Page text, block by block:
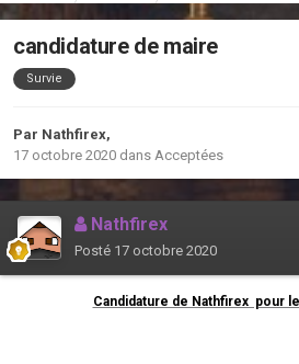
candidature de maire
Survie
Par Nathfirex,
17 octobre 2020 dans Acceptées
Nathfirex
Posté 17 octobre 2020
Candidature de Nathfirex pour